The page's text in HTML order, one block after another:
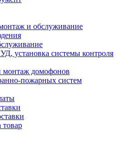
и обслуживание
установка системы контроля
монтаж домофонов
пожарных систем
товар